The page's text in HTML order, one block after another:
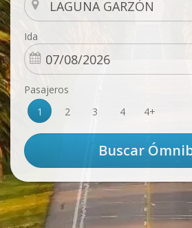
Ida
Pasajeros
1
2 3 4 4+